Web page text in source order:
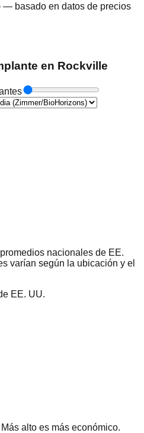
— basado en datos de precios
en Rockville
nacionales de EE.
varían según la ubicación y el
EE. UU.
alto es más económico.